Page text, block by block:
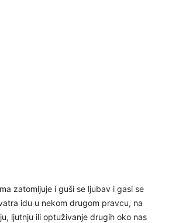
zatomljuje i guši se ljubav i gasi se
idu u nekom drugom pravcu, na
ljutnju ili optuživanje drugih oko nas